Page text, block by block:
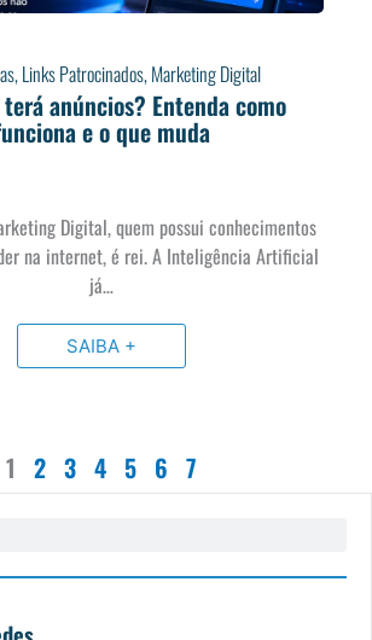
,Links Patrocinados,Marketing Digital
terá anúncios? Entenda como
e o que muda
Digital, quem possui conhecimentos
na internet, é rei. A Inteligência Artificial
já…
SAIBA +
1 2 3 4 5 6 7